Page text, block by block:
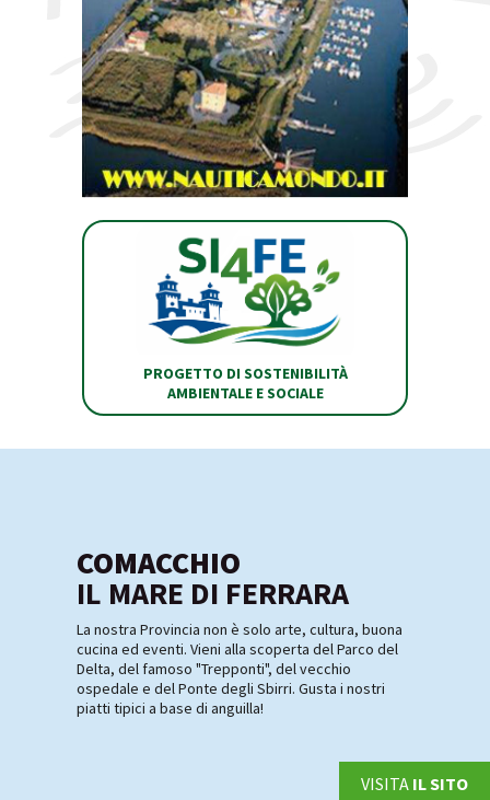
PROGETTO DI SOSTENIBILITÀ
AMBIENTALE E SOCIALE
COMACCHIO
IL MARE DI FERRARA
La nostra Provincia non è solo arte, cultura, buona
cucina ed eventi. Vieni alla scoperta del Parco del
Delta, del famoso "Trepponti", del vecchio
ospedale e del Ponte degli Sbirri. Gusta i nostri
piatti tipici a base di anguilla!
VISITA IL SITO